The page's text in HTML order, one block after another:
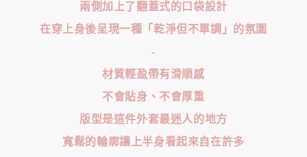
兩側加上了翻蓋式的口袋設計
在穿上身後呈現一種「乾淨但不單調」的氛圍
-
材質輕盈帶有滑順感
不會貼身、不會厚重
版型是這件外套最迷人的地方
寬鬆的輪廓讓上半身看起來自在許多